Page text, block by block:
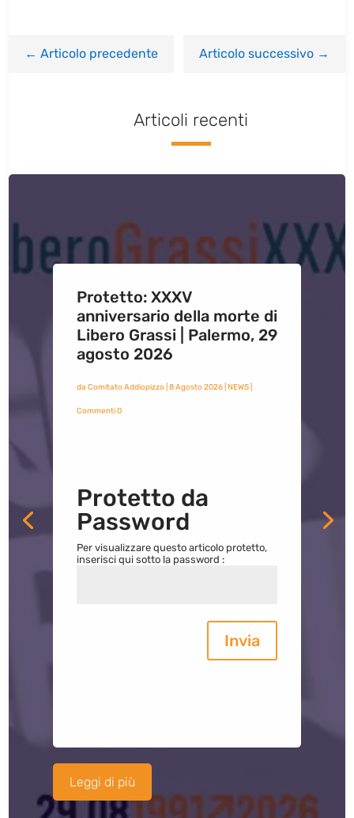
←Articolo precedente Articolo successivo→
Articoli recenti
Protetto: XXXV
anniversario della morte di
Libero Grassi | Palermo, 29
agosto 2026
da Comitato Addiopizzo| 8 Agosto 2026| NEWS|
Commenti 0
Protetto da
Password
Per visualizzare questo articolo protetto,
inserisci qui sotto la password :
Invia
Leggi di più